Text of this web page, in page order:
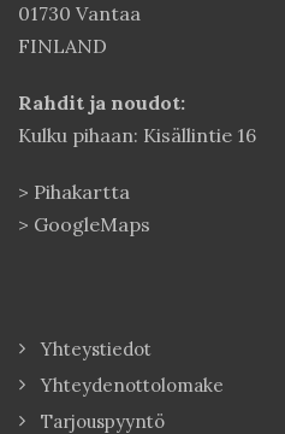
01730 Vantaa
FINLAND
Rahdit ja noudot:
Kulku pihaan: Kisällintie 16
> Pihakartta
> GoogleMaps
Yhteystiedot
Yhteydenottolomake
Tarjouspyyntö